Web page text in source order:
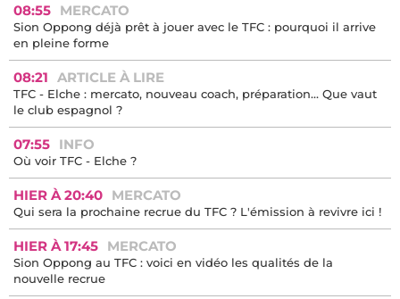
08:55 MERCATO
Sion Oppong déjà prêt à jouer avec le TFC : pourquoi il arrive
en pleine forme
08:21 ARTICLE À LIRE
TFC - Elche : mercato, nouveau coach, préparation… Que vaut
le club espagnol ?
07:55 INFO
Où voir TFC - Elche ?
HIER À 20:40 MERCATO
Qui sera la prochaine recrue du TFC ? L'émission à revivre ici !
HIER À 17:45 MERCATO
Sion Oppong au TFC : voici en vidéo les qualités de la
nouvelle recrue